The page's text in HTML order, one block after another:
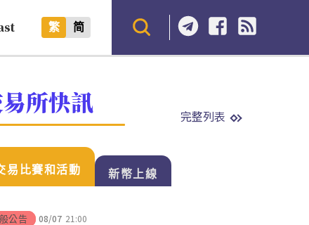
繁 简
所快訊 完整列表
易比賽和活動 新幣上線
公告 08/07 21:00